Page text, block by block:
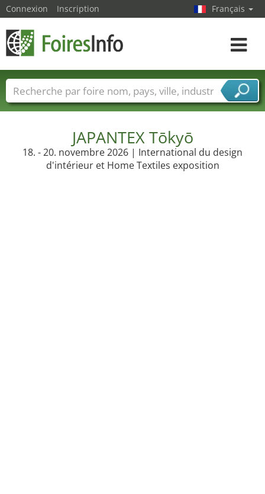
JAPANTEX Tōkyō
18. - 20. novembre 2026 | International du design
d'intérieur et Home Textiles exposition
Connexion Inscription Français
Toggle
Foire noms Pays Villes
Secteurs de foire